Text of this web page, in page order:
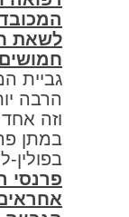
לשאת
גביית
הרבה
וזה
במתן
בפולין-
פרנסי